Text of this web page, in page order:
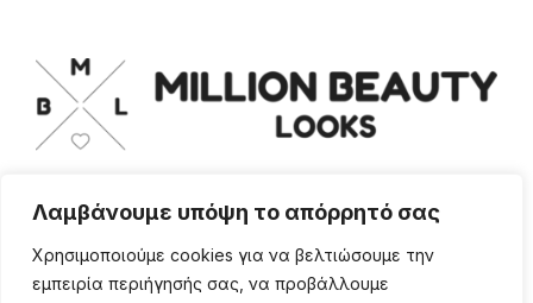
Λαμβάνουμε υπόψη το απόρρητό σας
Χρησιμοποιούμε cookies για να βελτιώσουμε την
εμπειρία περιήγησής σας, να προβάλλουμε
Για οποιαδήποτε ερώτηση ή πληροφορία,
υποστηρίξει. Θα χαρούμε να σας
βοηθήσουμε.